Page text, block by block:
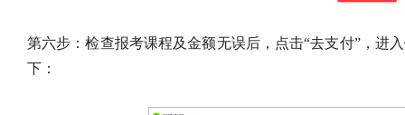
第六步：检查报考课程及金额无误后，点击“去支付”，进
下：